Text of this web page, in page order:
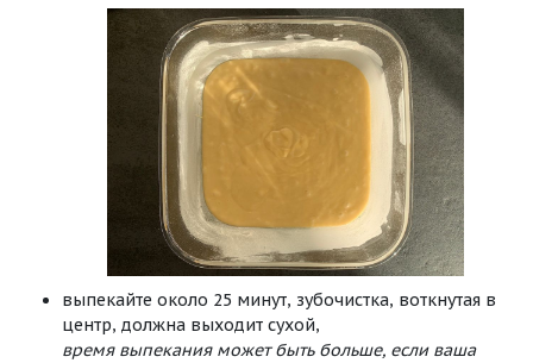
выпекайте около 25 минут, зубочистка, воткнутая в
центр, должна выходит сухой,
время выпекания может быть больше, если ваша